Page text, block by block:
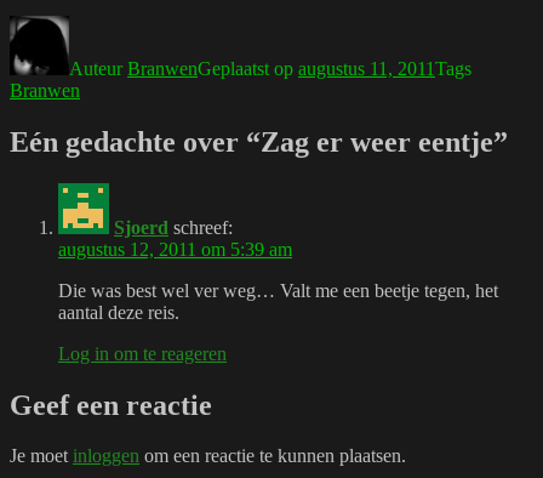
AuteurBranwenGeplaatst op augustus 11, 2011Tags
Branwen
Eén gedachte over “Zag er weer eentje”
Sjoerd schreef:
augustus 12, 2011 om 5:39 am
Die was best wel ver weg… Valt me een beetje tegen, het
aantal deze reis.
Log in om te reageren
Geef een reactie
Je moetinloggen om een reactie te kunnen plaatsen.